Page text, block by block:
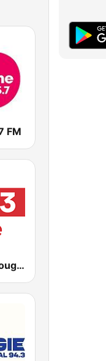
FM
CITE 107.3 Rouge FM